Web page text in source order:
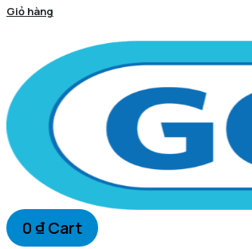
Giỏ hàng
0₫Cart